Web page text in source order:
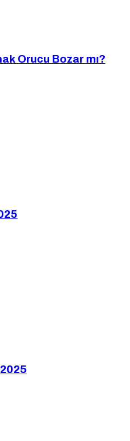
Orucu Bozar mı?